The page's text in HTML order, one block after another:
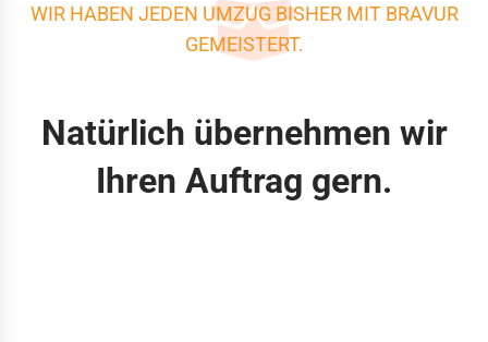
WIR HABEN JEDEN UMZUG BISHER MIT BRAVUR
GEMEISTERT.
Natürlich übernehmen wir
Ihren Auftrag gern.